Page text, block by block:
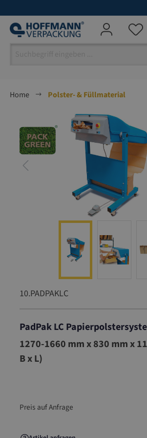
Home
Polster- & Füllmaterial
Bildergalerie überspringen
10.PADPAKLC
PadPak LC
10.PADPAKLC
1270-1660 mm x 830 mm x
B x L)
Preis auf Anfrage